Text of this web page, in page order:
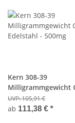
Kern 308-39
Milligrammgewicht
Edelstahl - 500mg
UVP:105,91 €
ab 111,38 € *